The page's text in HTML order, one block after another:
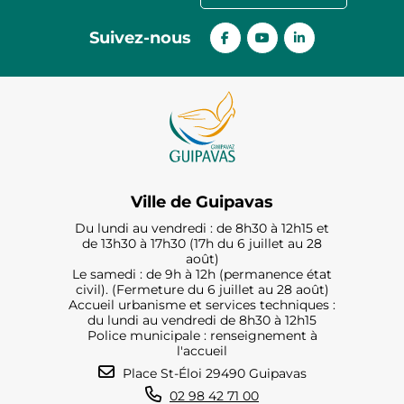
Suivez-nous
Ville de Guipavas
Du lundi au vendredi : de 8h30 à 12h15 et
de 13h30 à 17h30 (17h du 6 juillet au 28
août)
Le samedi : de 9h à 12h (permanence état
civil). (Fermeture du 6 juillet au 28 août)
Accueil urbanisme et services techniques :
du lundi au vendredi de 8h30 à 12h15
Police municipale : renseignement à
l'accueil
Place St-Éloi 29490 Guipavas
02 98 42 71 00